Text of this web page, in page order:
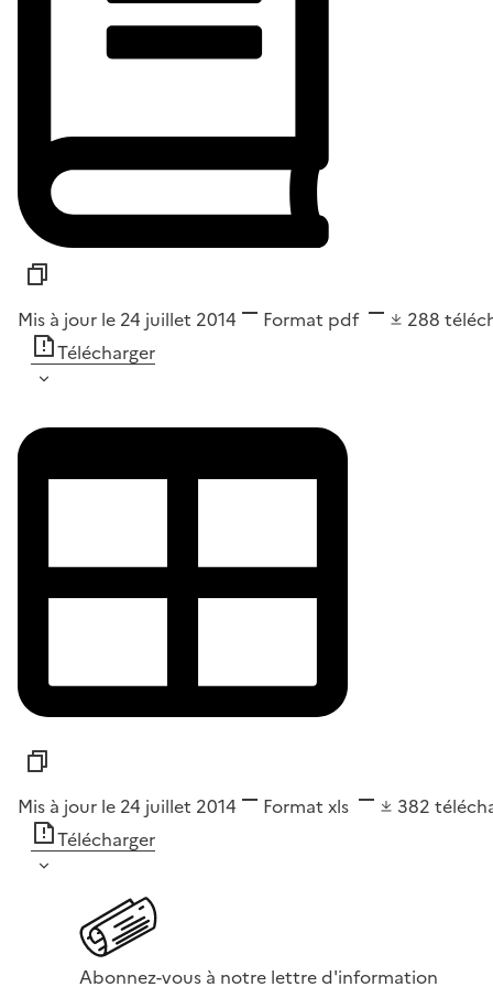
Mis à jour le 24 juillet 2014 Format pdf 288
Télécharger
Mis à jour le 24 juillet 2014 Format xls 382
Télécharger
Abonnez-vous à notre lettre d'information